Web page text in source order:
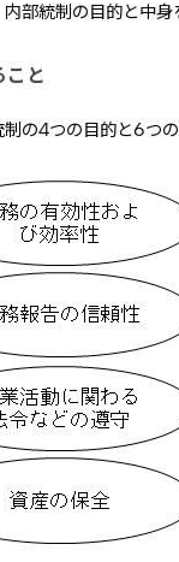
部統制の目的と中身
こと
の4つの目的と6つ